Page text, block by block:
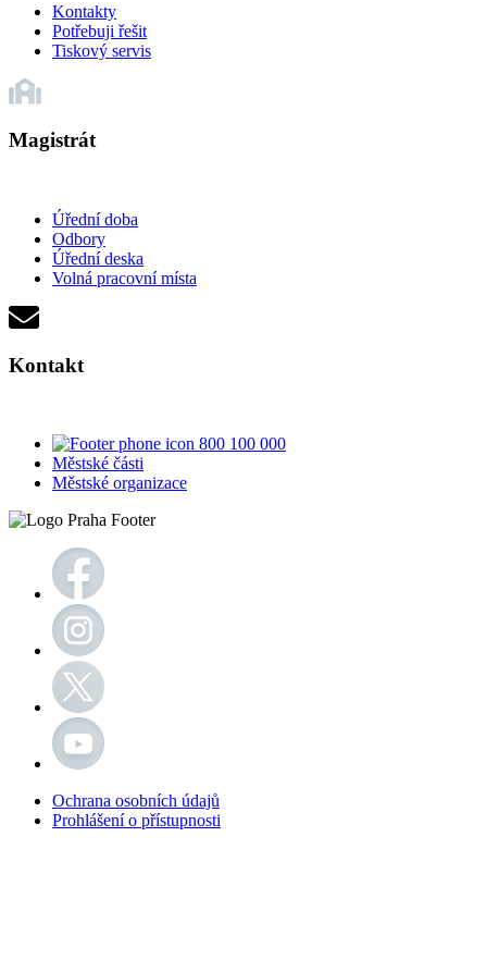
Kontakty
Potřebuji řešit
Tiskový servis
Magistrát
Úřední doba
Odbory
Úřední deska
Volná pracovní místa
Kontakt
800 100 000
Městské části
Městské organizace
Ochrana osobních údajů
Prohlášení o přístupnosti